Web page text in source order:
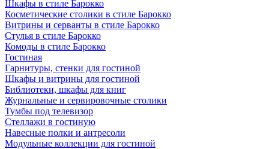
Шкафы в стиле Барокко
Косметические столики в стиле Барокко
Витрины и серванты в стиле Барокко
Стулья в стиле Барокко
Комоды в стиле Барокко
Гостиная
Гарнитуры, стенки для гостиной
Шкафы и витрины для гостиной
Библиотеки, шкафы для книг
Журнальные и сервировочные столики
Тумбы под телевизор
Стеллажи в гостиную
Навесные полки и антресоли
Модульные коллекции для гостиной